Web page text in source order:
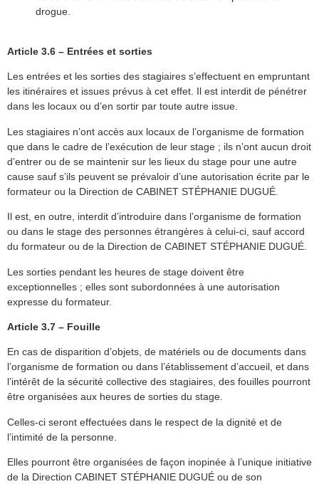
drogue.
Article 3.6 – Entrées et sorties
Les entrées et les sorties des stagiaires s’effectuent en empruntant
les itinéraires et issues prévus à cet effet. Il est interdit de pénétrer
dans les locaux ou d’en sortir par toute autre issue.
Les stagiaires n’ont accès aux locaux de l’organisme de formation
que dans le cadre de l’exécution de leur stage ; ils n’ont aucun droit
d’entrer ou de se maintenir sur les lieux du stage pour une autre
cause sauf s’ils peuvent se prévaloir d’une autorisation écrite par le
formateur ou la Direction de CABINET STÉPHANIE DUGUÉ.
Il est, en outre, interdit d’introduire dans l’organisme de formation
ou dans le stage des personnes étrangères à celui-ci, sauf accord
du formateur ou de la Direction de CABINET STÉPHANIE DUGUÉ.
Les sorties pendant les heures de stage doivent être
exceptionnelles ; elles sont subordonnées à une autorisation
expresse du formateur.
Article 3.7 – Fouille
En cas de disparition d’objets, de matériels ou de documents dans
l’organisme de formation ou dans l’établissement d’accueil, et dans
l’intérêt de la sécurité collective des stagiaires, des fouilles pourront
être organisées aux heures de sorties du stage.
Celles-ci seront effectuées dans le respect de la dignité et de
l’intimité de la personne.
Elles pourront être organisées de façon inopinée à l’unique initiative
de la Direction CABINET STÉPHANIE DUGUÉ ou de son